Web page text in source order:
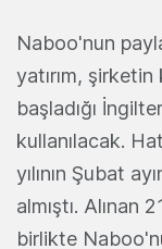
Naboo'nun
yatırım,
başladığı
kullanılacak.
yılının Şubat
almıştı. Alınan
birlikte